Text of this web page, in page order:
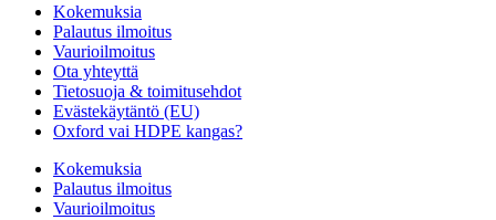
Kokemuksia
Palautus ilmoitus
Vaurioilmoitus
Ota yhteyttä
Tietosuoja & toimitusehdot
Evästekäytäntö (EU)
Oxford vai HDPE kangas?
Kokemuksia
Palautus ilmoitus
Vaurioilmoitus